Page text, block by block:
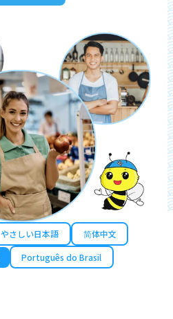
やさしい日本語
简体中文
Português do Brasil